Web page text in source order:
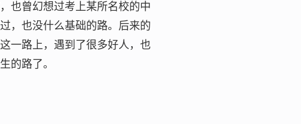
也曾幻想过考上某所名校的中
，也没什么基础的路。后来的
一路上，遇到了很多好人，也
的路了。